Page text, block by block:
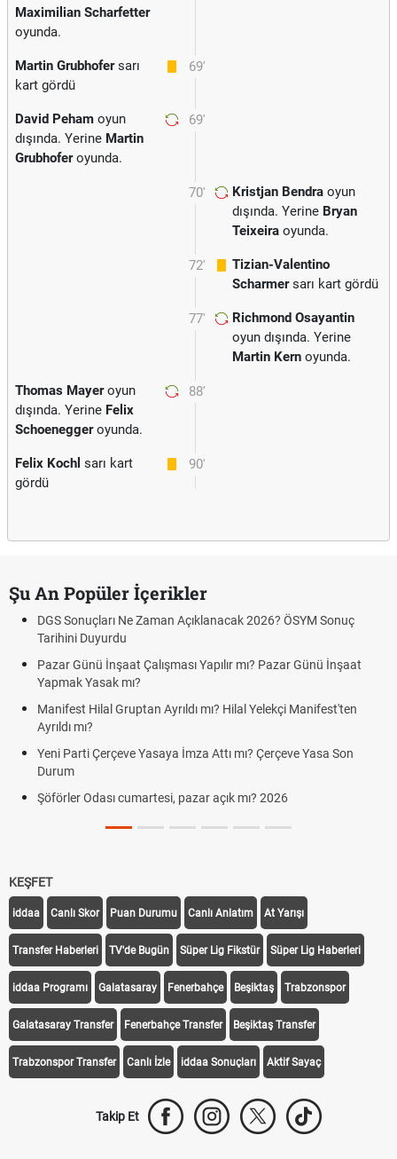
Maximilian Scharfetter
oyunda.
69'
Martin Grubhofersarı
kart gördü
69'
David Peham oyun
dışında. Yerine Martin
Grubhoferoyunda.
70' Kristjan Bendra oyun
dışında. Yerine Bryan
Teixeira oyunda.
72'
Tizian-Valentino
Scharmersarı kart gördü
77'
Richmond Osayantin
oyun dışında. Yerine
Martin Kern oyunda.
88'
Thomas Mayeroyun
dışında. Yerine Felix
Schoeneggeroyunda.
90'
Felix Kochl sarı kart
gördü
Şu An Popüler İçerikler
DGS Sonuçları Ne Zaman Açıklanacak 2026? ÖSYM Sonuç
Tarihini Duyurdu
Pazar Günü İnşaat Çalışması Yapılır mı? Pazar Günü İnşaat
Yapmak Yasak mı?
Manifest Hilal Gruptan Ayrıldı mı? Hilal Yelekçi Manifest'ten
Ayrıldı mı?
Yeni Parti Çerçeve Yasaya İmza Attı mı? Çerçeve Yasa Son
Durum
Şöförler Odası cumartesi, pazar açık mı? 2026
KEŞFET
iddaa Canlı Skor Puan Durumu Canlı Anlatım At Yarışı
Transfer Haberleri TV'de Bugün Süper Lig Fikstür Süper Lig Haberleri
iddaa Programı Galatasaray Fenerbahçe Beşiktaş Trabzonspor
Galatasaray Transfer Fenerbahçe Transfer Beşiktaş Transfer
Trabzonspor Transfer Canlı İzle iddaa Sonuçları Aktif Sayaç
Takip Et